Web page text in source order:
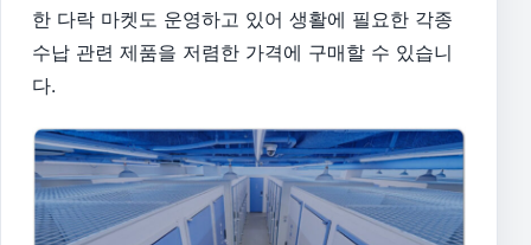
한 다락 마켓도 운영하고 있어 생활에 필요한 각종
수납 관련 제품을 저렴한 가격에 구매할 수 있습니
다.